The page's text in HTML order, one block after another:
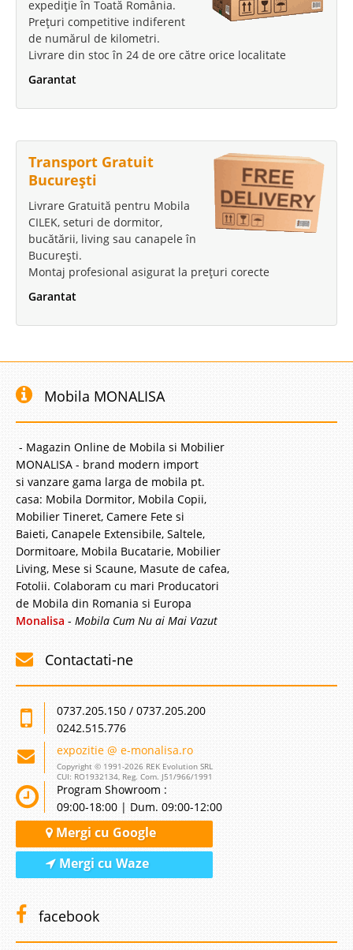
expediție în Toată România.
Prețuri competitive indiferent
de numărul de kilometri.
Livrare din stoc în 24 de ore către orice localitate
Garantat
Transport Gratuit
București
Livrare Gratuită pentru Mobila
CILEK, seturi de dormitor,
bucătării, living sau canapele în
București.
Montaj profesional asigurat la prețuri corecte
Garantat
Mobila MONALISA
- Magazin Online de Mobila si Mobilier
MONALISA - brand modern import
si vanzare gama larga de mobila pt.
casa: Mobila Dormitor, Mobila Copii,
Mobilier Tineret, Camere Fete si
Baieti, Canapele Extensibile, Saltele,
Dormitoare, Mobila Bucatarie, Mobilier
Living, Mese si Scaune, Masute de cafea,
Fotolii. Colaboram cu mari Producatori
de Mobila din Romania si Europa
Monalisa - Mobila Cum Nu ai Mai Vazut
Contactati-ne
0737.205.150 / 0737.205.200
0242.515.776
expozitie @ e-monalisa.ro
Copyright © 1991-2026 REK Evolution SRL
CUI: RO1932134, Reg. Com. J51/966/1991
Program Showroom :
09:00-18:00 | Dum. 09:00-12:00
Mergi cu Google
Mergi cu Waze
facebook